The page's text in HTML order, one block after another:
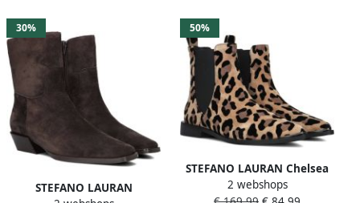
30%
STEFANO LAURAN
50%
STEFANO LAURAN Chelsea
Boots Dames Pe2061 Maat:
2 webshops